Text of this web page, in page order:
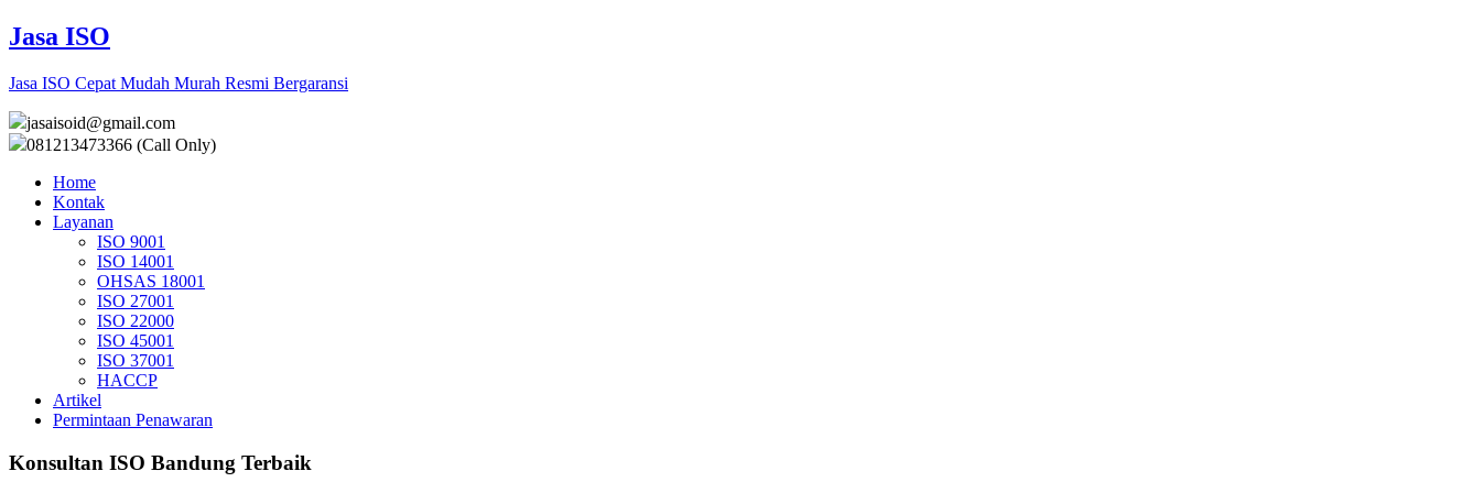
Jasa ISO
Jasa ISO Cepat Mudah Murah Resmi Bergaransi
jasaisoid@gmail.com
081213473366 (Call Only)
Home
Kontak
Layanan
ISO 9001
ISO 14001
OHSAS 18001
ISO 27001
ISO 22000
ISO 45001
ISO 37001
HACCP
Artikel
Permintaan Penawaran
Konsultan ISO Bandung Terbaik